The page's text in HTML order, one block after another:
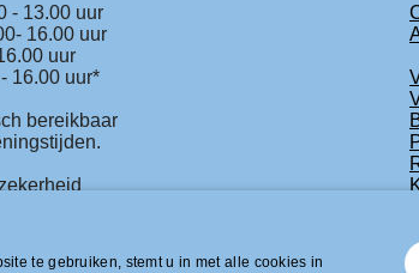
- 13.00 uur
16.00 uur
uur
16.00 uur*
bereikbaar
te gebruiken, stemt u in met alle cookies in